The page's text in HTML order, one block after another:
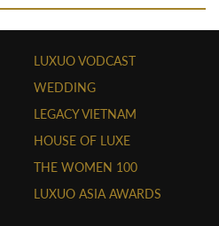
LUXUO VODCAST
WEDDING
LEGACY VIETNAM
HOUSE OF LUXE
THE WOMEN 100
LUXUO ASIA AWARDS